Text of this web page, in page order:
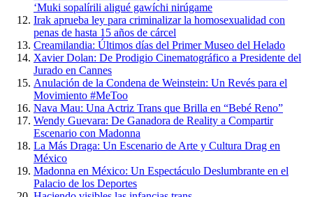
‘Muki sopalírili aligué gawíchi nirúgame
Irak aprueba ley para criminalizar la homosexualidad con
penas de hasta 15 años de cárcel
Creamilandia: Últimos días del Primer Museo del Helado
Xavier Dolan: De Prodigio Cinematográfico a Presidente del
Jurado en Cannes
Anulación de la Condena de Weinstein: Un Revés para el
Movimiento #MeToo
Nava Mau: Una Actriz Trans que Brilla en “Bebé Reno”
Wendy Guevara: De Ganadora de Reality a Compartir
Escenario con Madonna
La Más Draga: Un Escenario de Arte y Cultura Drag en
México
Madonna en México: Un Espectáculo Deslumbrante en el
Palacio de los Deportes